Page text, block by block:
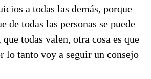
a todas las demás, porque
de todas las personas se puede
todas valen, otra cosa es que
lo tanto voy a seguir un consejo